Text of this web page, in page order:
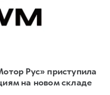
Рус» приступила
на новом складе